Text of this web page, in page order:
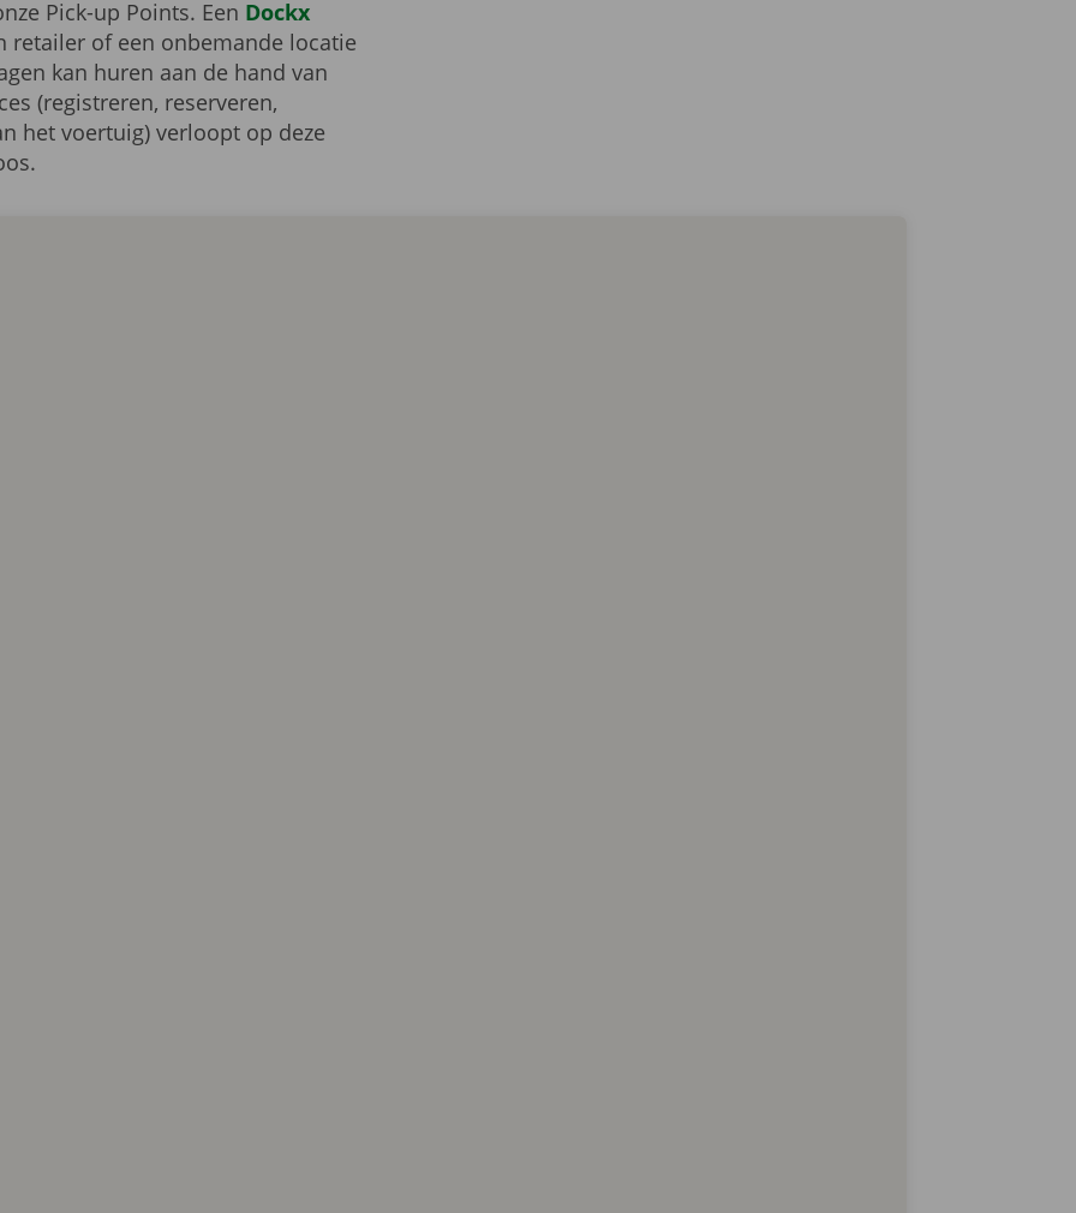
Pick-up Points. Een Dockx
retailer of een onbemande locatie
kan huren aan de hand van
(registreren, reserveren,
het voertuig) verloopt op deze